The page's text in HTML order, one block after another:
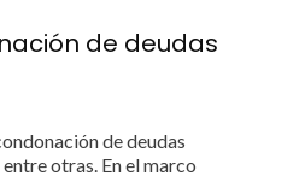
de deudas
de deudas
otras. En el marco